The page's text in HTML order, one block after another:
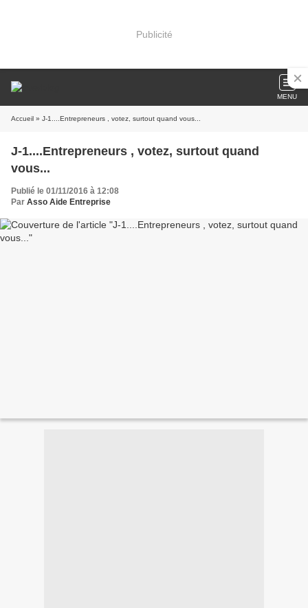
Publicité
MENU
Accueil » J-1....Entrepreneurs , votez, surtout quand vous...
J-1....Entrepreneurs , votez, surtout quand
vous...
Publié le 01/11/2016 à 12:08
Par Asso Aide Entreprise